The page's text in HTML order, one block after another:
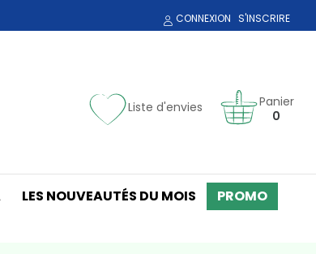
CONNEXION S'INSCRIRE
Liste d'envies
Panier
0
LES NOUVEAUTÉS DU MOIS PROMO